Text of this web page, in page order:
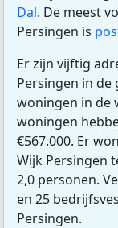
Dal. De meest
Persingen is
Er zijn vijftig
Persingen in de
woningen in de
woningen
€567.000. Er
Wijk Persingen
2,0 personen.
en 25
Persingen.